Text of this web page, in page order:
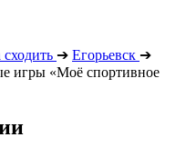
➔ Егорьевск ➔
игры «Моё спортивное